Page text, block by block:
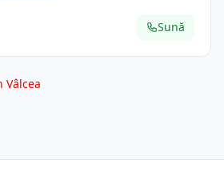
Sună
Vâlcea